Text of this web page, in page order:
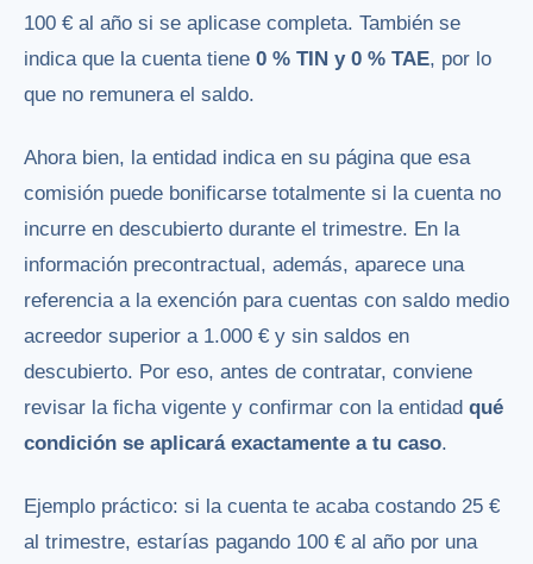
100 € al año si se aplicase completa. También se
indica que la cuenta tiene 0 % TIN y 0 % TAE, por lo
que no remunera el saldo.
Ahora bien, la entidad indica en su página que esa
comisión puede bonificarse totalmente si la cuenta no
incurre en descubierto durante el trimestre. En la
información precontractual, además, aparece una
referencia a la exención para cuentas con saldo medio
acreedor superior a 1.000 € y sin saldos en
descubierto. Por eso, antes de contratar, conviene
revisar la ficha vigente y confirmar con la entidad qué
condición se aplicará exactamente a tu caso.
Ejemplo práctico: si la cuenta te acaba costando 25 €
al trimestre, estarías pagando 100 € al año por una